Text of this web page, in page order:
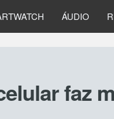
ÁUDIO
faz